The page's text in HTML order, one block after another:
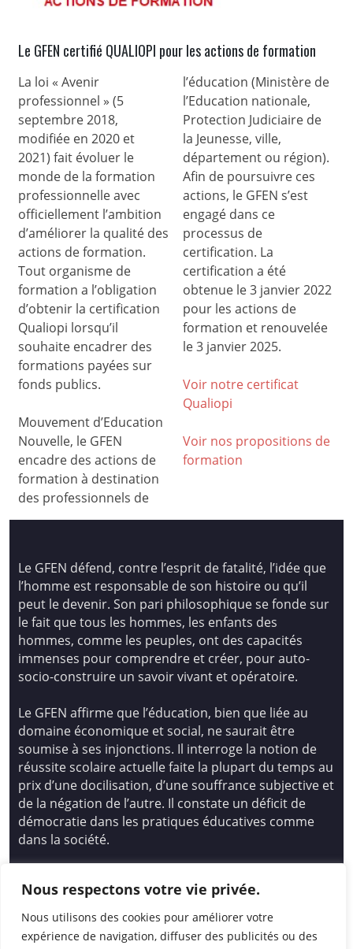
Nous respectons votre vie privée.
Nous utilisons des cookies pour améliorer votre
expérience de navigation, diffuser des publicités ou des
Le GFEN certifié QUALIOPI pour les actions de formation
La loi « Avenir
professionnel » (5
septembre 2018,
modifiée en 2020 et
2021) fait évoluer le
monde de la formation
professionnelle avec
officiellement l’ambition
d’améliorer la qualité des
actions de formation.
Tout organisme de
formation a l’obligation
d’obtenir la certification
Qualiopi lorsqu’il
souhaite encadrer des
formations payées sur
fonds publics.
Mouvement d’Education
Nouvelle, le GFEN
encadre des actions de
formation à destination
des professionnels de
l’éducation (Ministère de
l’Education nationale,
Protection Judiciaire de
la Jeunesse, ville,
département ou région).
Afin de poursuivre ces
actions, le GFEN s’est
engagé dans ce
processus de
certification. La
certification a été
obtenue le 3 janvier 2022
pour les actions de
formation et renouvelée
le 3 janvier 2025.
Voir notre certificat
Qualiopi
Voir nos propositions de
formation
Le GFEN défend, contre l’esprit de fatalité, l’idée que
l’homme est responsable de son histoire ou qu’il
peut le devenir. Son pari philosophique se fonde sur
le fait que tous les hommes, les enfants des
hommes, comme les peuples, ont des capacités
immenses pour comprendre et créer, pour auto-
socio-construire un savoir vivant et opératoire.
Le GFEN affirme que l’éducation, bien que liée au
domaine économique et social, ne saurait être
soumise à ses injonctions. Il interroge la notion de
réussite scolaire actuelle faite la plupart du temps au
prix d’une docilisation, d’une souffrance subjective et
de la négation de l’autre. Il constate un déficit de
démocratie dans les pratiques éducatives comme
dans la société.
Nouvelle
14 avenue Spinoza 94200 Ivry Sur Seine
01 46 72 53 17 – gfen@gfen.asso.fr